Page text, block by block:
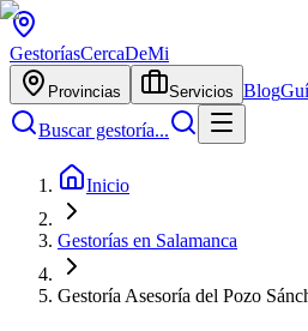
GestoríasCercaDeMi
Provincias Servicios Blog
Buscar gestoría...
Inicio
Gestorías en Salamanca
Gestoría Asesoría del Pozo